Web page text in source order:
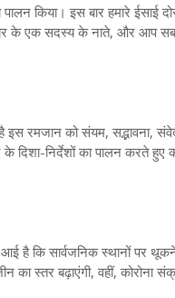
किया। इस बार हमारे ईसाई
के एक सदस्य के नाते, और आप
रमजान को संयम, सद्भावना,
दिशा-निर्देशों का पालन करते
है कि सार्वजनिक स्थानों पर
का स्तर बढ़ाएंगी, वहीं,